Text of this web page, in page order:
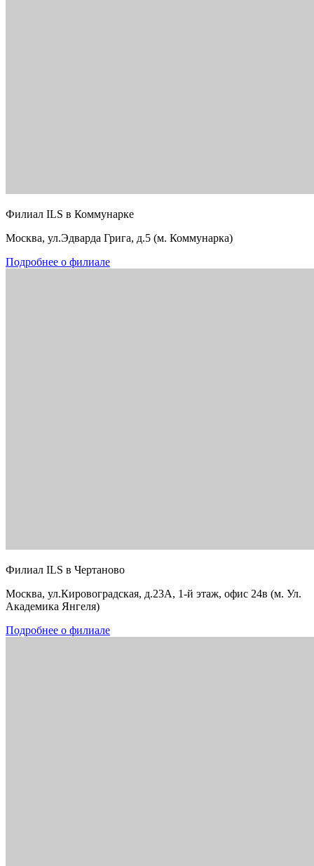
Филиал ILS в Коммунарке
Москва, ул.Эдварда Грига, д.5 (м. Коммунарка)
Подробнее о филиале
Филиал ILS в Чертаново
Москва, ул.Кировоградская, д.23А, 1-й этаж, офис 24в (м. Ул.
Академика Янгеля)
Подробнее о филиале